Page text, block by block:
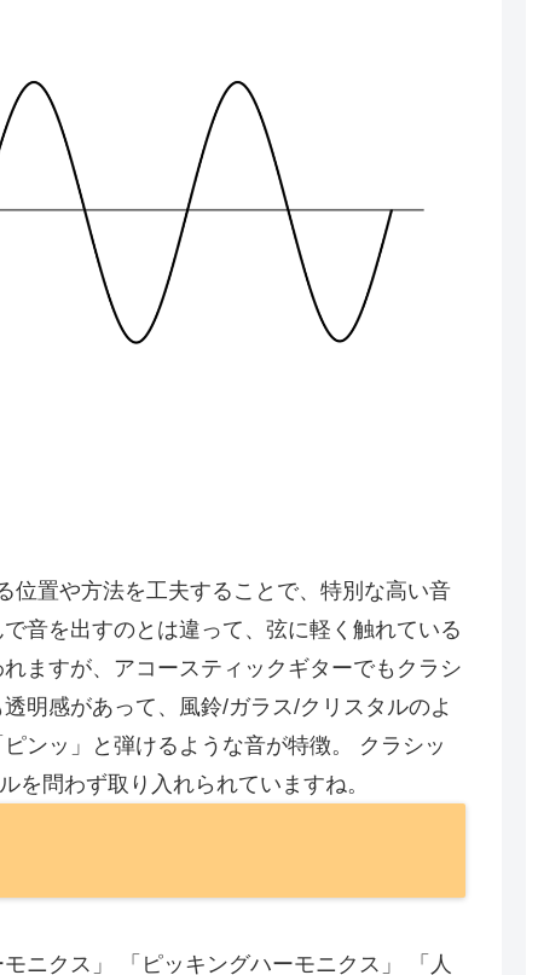
位置や方法を工夫することで、特別な高い音
音を出すのとは違って、弦に軽く触れている
ますが、アコースティックギターでもクラシ
明感があって、風鈴/ガラス/クリスタルのよ
ンッ」と弾けるような音が特徴。 クラシッ
を問わず取り入れられていますね。
ニクス」 「ピッキングハーモニクス」 「人